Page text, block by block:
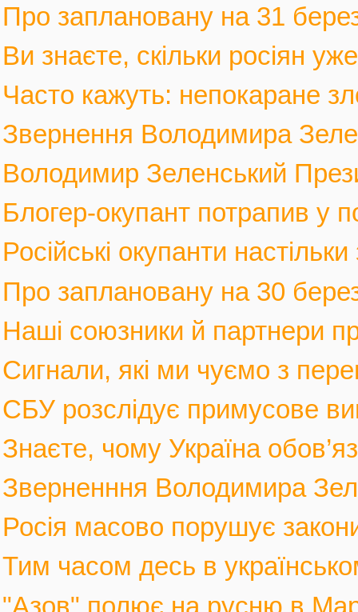
Про заплановану на 31
Ви знаєте, скільки росіян
Часто кажуть: непокаране
Звернення Володимира
Володимир Зеленський
Блогер-окупант потрапив у
Російські окупанти
Про заплановану на 30
Наші союзники й партнери
Сигнали, які ми чуємо з
СБУ розслідує примусове
Знаєте, чому Україна
Зверненння Володимира
Росія масово порушує
Тим часом десь в
"Азов" полює на русню в